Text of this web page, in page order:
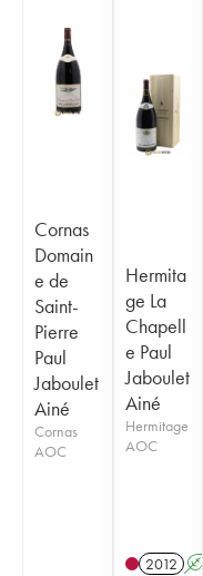
Cornas
Domain
e de
Saint-
Pierre
Paul
Jaboulet
Ainé
Cornas
AOC
Hermita
ge La
Chapell
e Paul
Jaboulet
Ainé
Hermitage
AOC
2012 A